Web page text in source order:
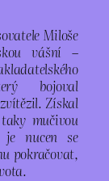
Miloše
vášní –
bojoval
Získal
mučivou
nucen se
pokračovat,